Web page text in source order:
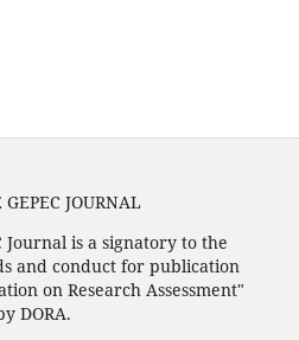
JOURNAL
Journal is a signatory to the
and conduct for publication
on Research Assessment"
DORA.